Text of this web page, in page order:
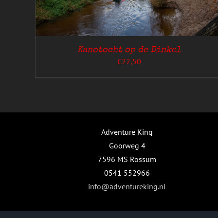
Kanotocht op de Dinkel
€22,50
Adventure King
Goorweg 4
7596 MS Rossum
0541 552966
info@adventureking.nl